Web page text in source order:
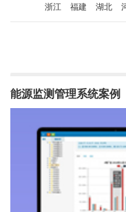
浙江
福建 湖北
能源监测管理系统案例